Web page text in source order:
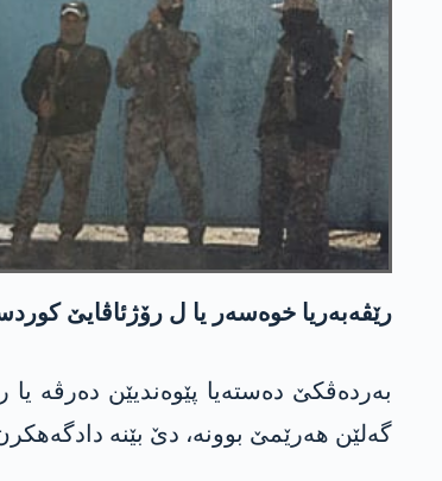
رێڤەبەریا خوەسەر یا ل رۆژئاڤایێ
بەردەڤکێ دەستەیا پێوەندیێن دەرڤە
گەلێن هەرێمێ بوونە، دێ بێنە